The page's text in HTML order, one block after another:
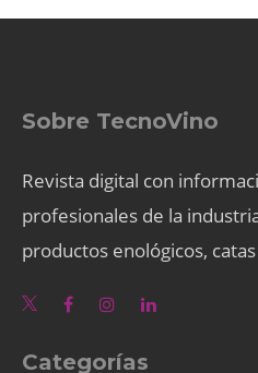
Sobre TecnoVino
Revista digital con
profesionales de la
productos enológicos,
Categorías